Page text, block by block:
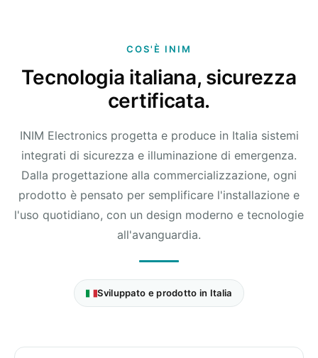
COS'È INIM
Tecnologia italiana, sicurezza
certificata.
INIM Electronics progetta e produce in Italia sistemi
integrati di sicurezza e illuminazione di emergenza.
Dalla progettazione alla commercializzazione, ogni
prodotto è pensato per semplificare l'installazione e
l'uso quotidiano, con un design moderno e tecnologie
all'avanguardia.
Sviluppato e prodotto in Italia